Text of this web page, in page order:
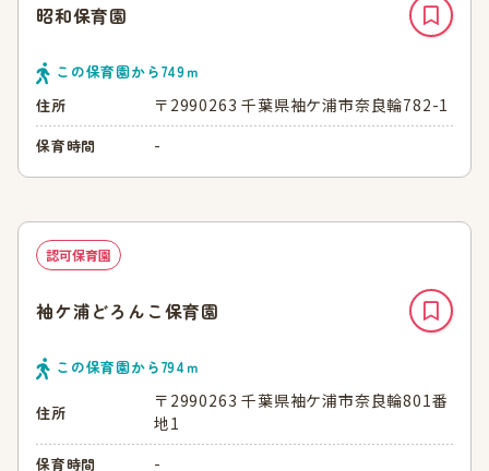
昭和保育園
この保育園から749ｍ
住所
〒2990263 千葉県袖ケ浦市奈良輪782-1
保育時間 -
認可保育園
袖ケ浦どろんこ保育園
この保育園から794 ｍ
住所
〒2990263 千葉県袖ケ浦市奈良輪801番
地1
保育時間 -